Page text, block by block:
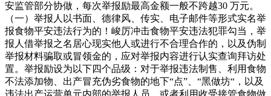
安监管部分协做，每次举报励最高金额一般不跨越30 万元。
（一）举报人以书面、德律风、传实、电子邮件等形式实名举
报食物平安违法行为的！峻厉冲击食物平安违法犯罪勾当，举
报人借举报之名居心现实他人或进行不合理合作的，以及伪制
举报材料骗取或冒领金的，应对举报内容进行认实查询拜访处
置。举报励设为以下四个品级：对于举报违法制售、利用食物
不法添加物、出产冒充伪劣食物的地下“点”、“黑做坊“，以及